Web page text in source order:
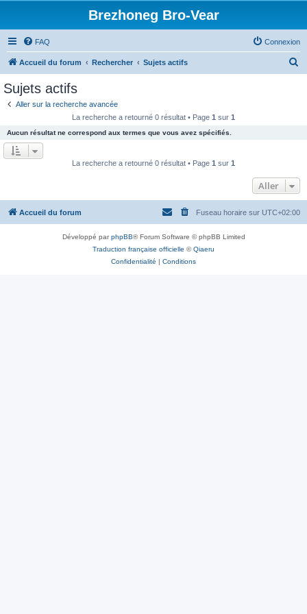
Brezhoneg Bro-Vear
FAQ Connexion
Accueil du forum Rechercher Sujets actifs
e
r
Sujets actifs
Aller sur la recherche avancée
La recherche a retourné 0 résultat • Page 1 sur 1
Aucun résultat ne correspond aux termes que vous avez spécifiés.
La recherche a retourné 0 résultat • Page 1 sur 1
Aller
Accueil du forum Fuseau horaire sur UTC+02:00
Développé parphpBB® Forum Software © phpBB Limited
Traduction française officielle ©Qiaeru
Confidentialité | Conditions